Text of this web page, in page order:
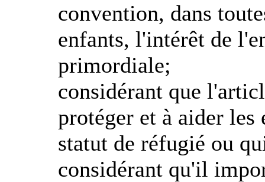
convention, dans
enfants, l'intérêt de
primordiale;
considérant que
protéger et à aider
statut de réfugié ou
considérant qu'il